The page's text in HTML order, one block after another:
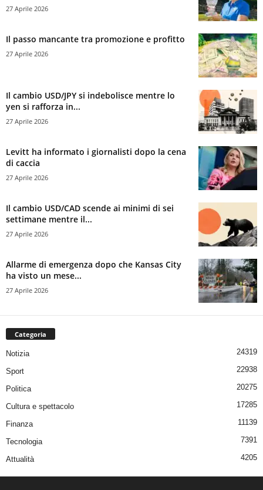
27 Aprile 2026
Il passo mancante tra promozione e profitto
27 Aprile 2026
Il cambio USD/JPY si indebolisce mentre lo
yen si rafforza in...
27 Aprile 2026
Levitt ha informato i giornalisti dopo la cena
di caccia
27 Aprile 2026
Il cambio USD/CAD scende ai minimi di sei
settimane mentre il...
27 Aprile 2026
Allarme di emergenza dopo che Kansas City
ha visto un mese...
27 Aprile 2026
Categoria
Notizia 24319
Sport 22938
Politica 20275
Cultura e spettacolo 17285
Finanza 11139
Tecnologia 7391
Attualità 4205